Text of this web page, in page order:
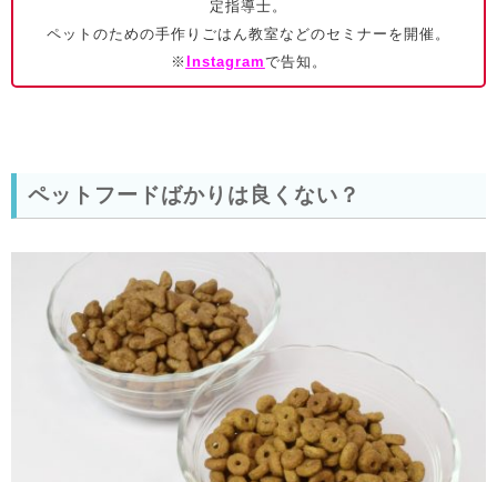
定指導士。
ペットのための手作りごはん教室などのセミナーを開催。
※ Instagramで告知。
ペットフードばかりは良くない？